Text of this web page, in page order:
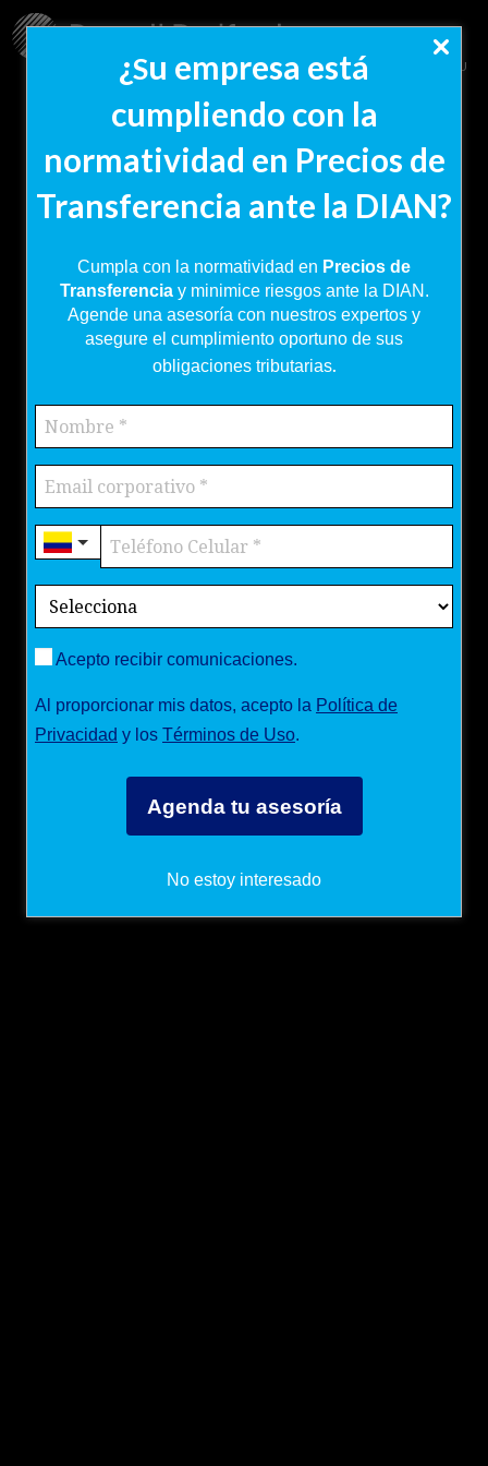
¿Su empresa está
cumpliendo con la
normatividad en Precios de
Transferencia ante la DIAN?
Cumpla con la normatividad en Precios de
Transferenciay minimice riesgos ante la DIAN.
Agende una asesoría con nuestros expertos y
asegure el cumplimiento oportuno de sus
obligaciones tributarias.
Acepto recibir comunicaciones.
Al proporcionar mis datos, acepto la Política de
Privacidad y los Términos de Uso.
Agenda tu asesoría
No estoy interesado
MENU